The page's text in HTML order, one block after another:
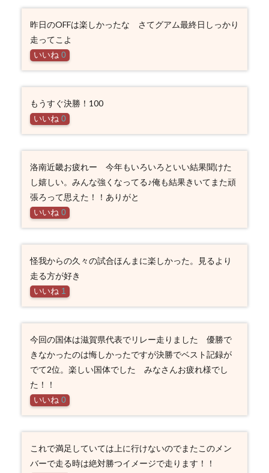
昨日のOFFは楽しかったな さてグアム最終日しっかり
走ってこよ
いいね 0
もうすぐ決勝！100
いいね 0
洛南近畿お疲れー 今年もいろいろといい結果聞けた
し嬉しい。みんな強くなってる♪俺も結果きいてまた頑
張ろって思えた！！ありがと
いいね 0
怪我からの久々の試合ほんまに楽しかった。見るより
走る方が好き
いいね 1
今回の国体は滋賀県代表でリレー走りました 優勝で
きなかったのは悔しかったですが決勝でベスト記録が
でて2位。楽しい国体でした みなさんお疲れ様でし
た！！
いいね 0
これで満足していては上に行けないのでまたこのメン
バーで走る時は絶対勝つイメージで走ります！！